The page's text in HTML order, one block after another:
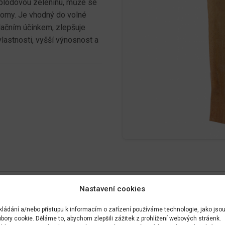
Nastavení cookies
a/nebo přístupu k informacím o zařízení používáme technologie, jako jsou
cookie. Děláme to, abychom zlepšili zážitek z prohlížení webových stráenk.
zeleninu, může se
Je vhodný do volné
účinkem, zlepšuje
vyšší výnosnost a